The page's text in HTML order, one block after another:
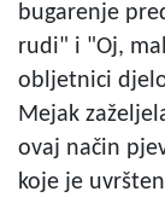
bugarenje
rudi" i "Oj,
obljetnici
Mejak
ovaj način
koje je